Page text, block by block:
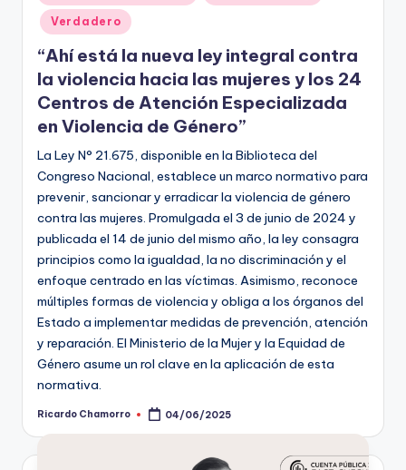
en
Verdadero
“Ahí está la nueva ley integral contra
la violencia hacia las mujeres y los 24
Centros de Atención Especializada
en Violencia de Género”
La Ley N° 21.675, disponible en la Biblioteca del
Congreso Nacional, establece un marco normativo para
prevenir, sancionar y erradicar la violencia de género
contra las mujeres. Promulgada el 3 de junio de 2024 y
publicada el 14 de junio del mismo año, la ley consagra
principios como la igualdad, la no discriminación y el
enfoque centrado en las víctimas. Asimismo, reconoce
múltiples formas de violencia y obliga a los órganos del
Estado a implementar medidas de prevención, atención
y reparación. El Ministerio de la Mujer y la Equidad de
Género asume un rol clave en la aplicación de esta
normativa.
Publicado
Ricardo Chamorro 04/06/2025